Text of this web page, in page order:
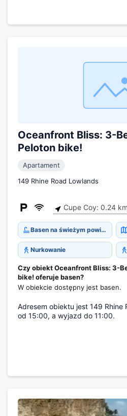
Oceanfront Bliss: 3-
Peloton bike!
Apartament
149 Rhine Road Lowlands
Cupe Coy: 0.24 km
Basen na świeżym powietrzu
Nurkowanie
Czy obiekt Oceanfront Bliss: 3-
bike! oferuje basen?
W obiekcie dostępny jest basen.
Adresem obiektu jest 149 Rhine
od 15:00, a wyjazd do 11:00.